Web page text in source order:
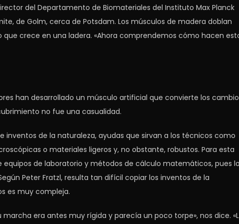
del Departamento de Biomateriales del Instituto Max Planck
de Golm, cerca de Potsdam. Los músculos de madera doblan
crece en una ladera. «Ahora comprendemos cómo hacen
han desarrollado un músculo artificial que convierte los
no fue una casualidad.
de la naturaleza, ayudas que sirvan a los técnicos como
o materiales ligeros y, no obstante, robustos. Para esta
de laboratorio y métodos de cálculo matemáticos, pues la
Peter Fratzl, resulta tan difícil copiar los inventos de la
es muy compleja.
era antes muy rígida y parecía un poco torpe», nos dice.